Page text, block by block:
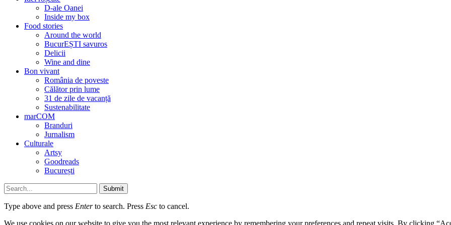
D-ale Oanei
Inside my box
Food stories
Around the world
BucurEȘTI savuros
Delicii
Wine and dine
Bon vivant
România de poveste
Călător prin lume
31 de zile de vacanță
Sustenabilitate
marCOM
Branduri
Jurnalism
Culturale
Artsy
Goodreads
București
Submit
Type above and press Enterto search. Press Esc to cancel.
We use cookies on our website to give you the most relevant experience by remembering your preferences and repeat visits. By clicking